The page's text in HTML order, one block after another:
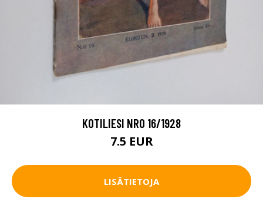
KOTILIESI NRO 16/1928
7.5 EUR
LISÄTIETOJA